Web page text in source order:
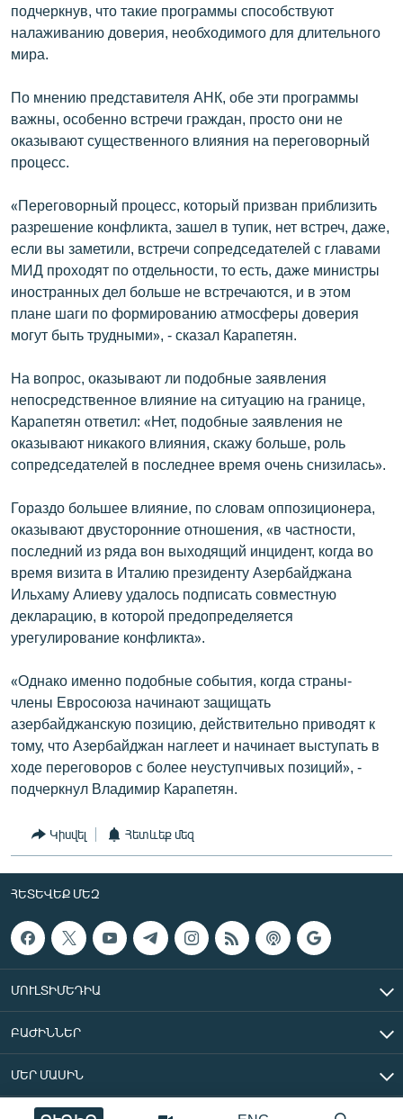
подчеркнув, что такие программы способствуют
налаживанию доверия, необходимого для длительного
мира.
По мнению представителя АНК, обе эти программы
важны, особенно встречи граждан, просто они не
оказывают существенного влияния на переговорный
процесс.
«Переговорный процесс, который призван приблизить
разрешение конфликта, зашел в тупик, нет встреч, даже,
если вы заметили, встречи сопредседателей с главами
МИД проходят по отдельности, то есть, даже министры
иностранных дел больше не встречаются, и в этом
плане шаги по формированию атмосферы доверия
могут быть трудными», - сказал Карапетян.
На вопрос, оказывают ли подобные заявления
непосредственное влияние на ситуацию на границе,
Карапетян ответил: «Нет, подобные заявления не
оказывают никакого влияния, скажу больше, роль
сопредседателей в последнее время очень снизилась».
Гораздо большее влияние, по словам оппозиционера,
оказывают двусторонние отношения, «в частности,
последний из ряда вон выходящий инцидент, когда во
время визита в Италию президенту Азербайджана
Ильхаму Алиеву удалось подписать совместную
декларацию, в которой предопределяется
урегулирование конфликта».
«Однако именно подобные события, когда страны-
члены Евросоюза начинают защищать
азербайджанскую позицию, действительно приводят к
тому, что Азербайджан наглеет и начинает выступать в
ходе переговоров с более неуступчивых позиций», -
подчеркнул Владимир Карапетян.
Կիսվել Հետևեք մեզ
ՀԵՏԵՎԵՔ ՄԵԶ
ՄՈՒԼՏԻՄԵԴԻԱ
ԲԱԺԻՆՆԵՐ
ՄԵՐ ՄԱՍԻՆ